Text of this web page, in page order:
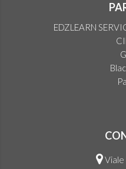
EDZLEARN
Viale